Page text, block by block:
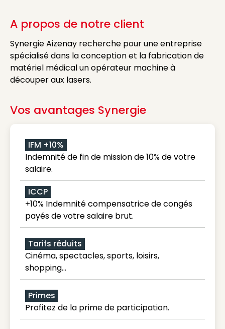
A propos de notre client
Synergie Aizenay recherche pour une entreprise
spécialisé dans la conception et la fabrication de
matériel médical un opérateur machine à
découper aux lasers.
Vos avantages Synergie
IFM +10%
Indemnité de fin de mission de 10% de votre
salaire.
ICCP
+10% Indemnité compensatrice de congés
payés de votre salaire brut.
Tarifs réduits
Cinéma, spectacles, sports, loisirs,
shopping...
Primes
Profitez de la prime de participation.